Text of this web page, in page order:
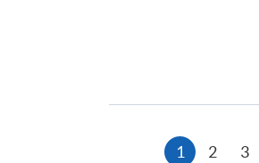
1 本
2 3